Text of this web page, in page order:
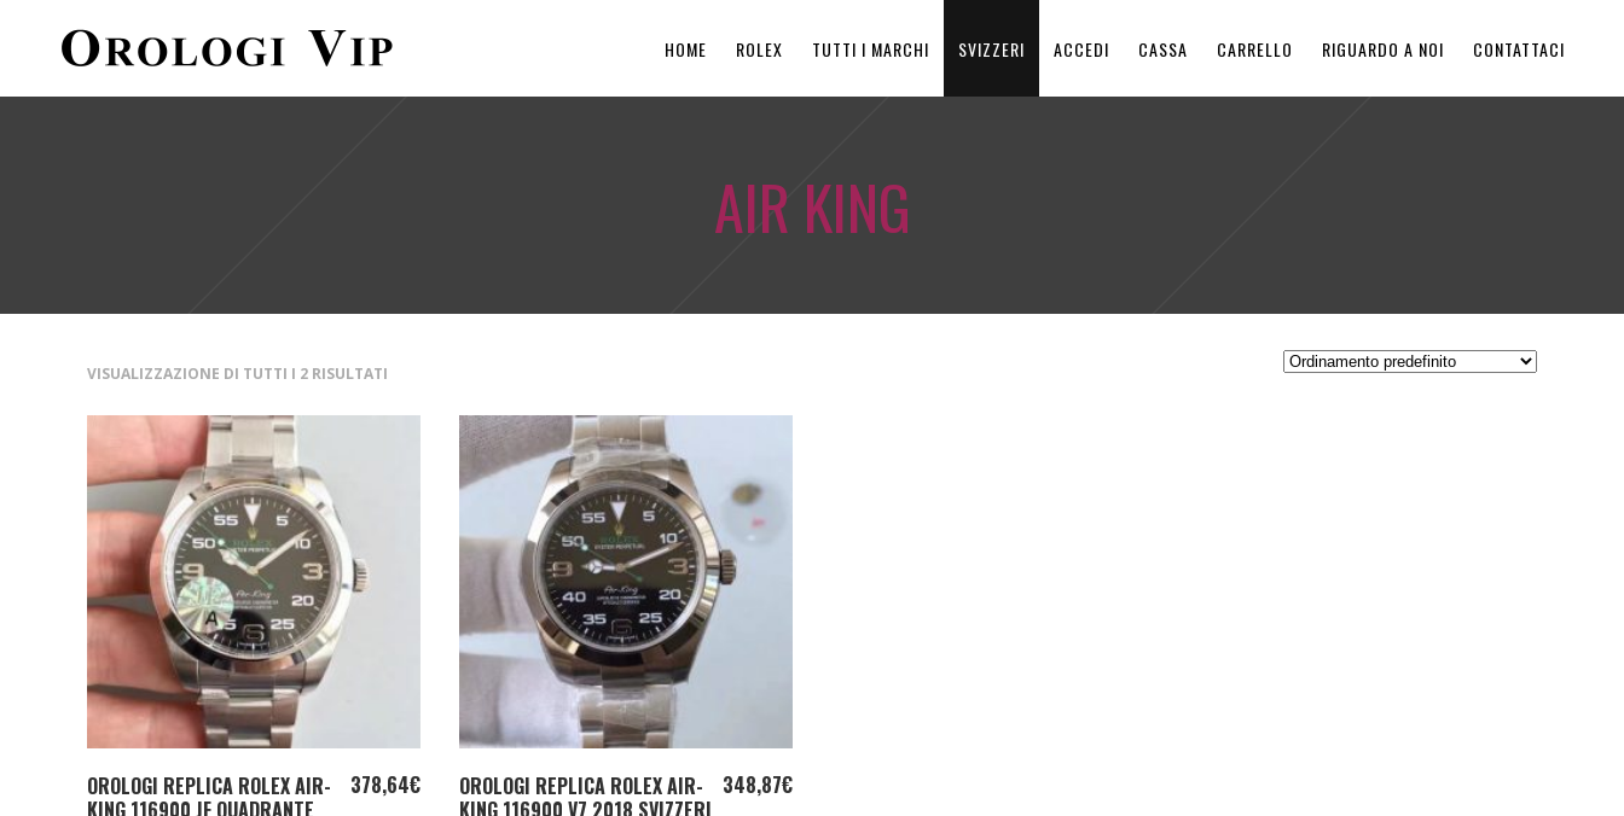
HOME ROLEX TUTTI I MARCHI SVIZZERI ACCEDI CASSA CARRELLO RIGUARDO A NOI CONTATTACI
AIR KING
VISUALIZZAZIONE DI TUTTI I 2 RISULTATI
ADD TO CART
OROLOGI REPLICA ROLEX AIR-
KING 116900 JF QUADRANTE
378,64€ ADD TO CART
OROLOGI REPLICA ROLEX AIR-
KING 116900 V7 2018 SVIZZERI
348,87€